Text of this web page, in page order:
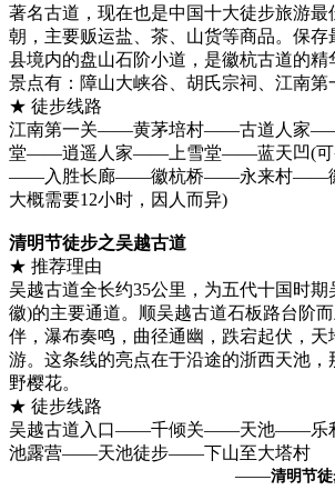
著名古道，现在也是中国十大徒步旅游最
朝，主要贩运盐、茶、山货等商品。保存
县境内的盘山石阶小道，是徽杭古道的精
景点有：障山大峡谷、胡氏宗祠、江南第
★ 徒步线路
江南第一关——黄茅培村——古道人家
堂——逍遥人家——上雪堂——蓝天凹(
——入胜长廊——徽杭桥——永来村——徽
大概需要12小时，因人而异)
清明节徒步之吴越古道
★ 推荐理由
吴越古道全长约35公里，为五代十国时期
徽)的主要通道。顺吴越古道石板路台阶
伴，瀑布奏鸣，曲径通幽，跌宕起伏，天
游。这条线的亮点在于沿途的浙西天池，
野樱花。
★ 徒步线路
吴越古道入口——千倾关——天池——乐
池露营——天池徒步——下山至大塔村
——清明节